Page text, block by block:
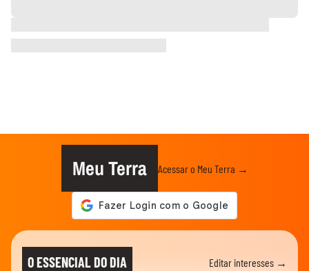
Meu Terra Acessar o Meu Terra →
O ESSENCIAL DO DIA Editar interesses →